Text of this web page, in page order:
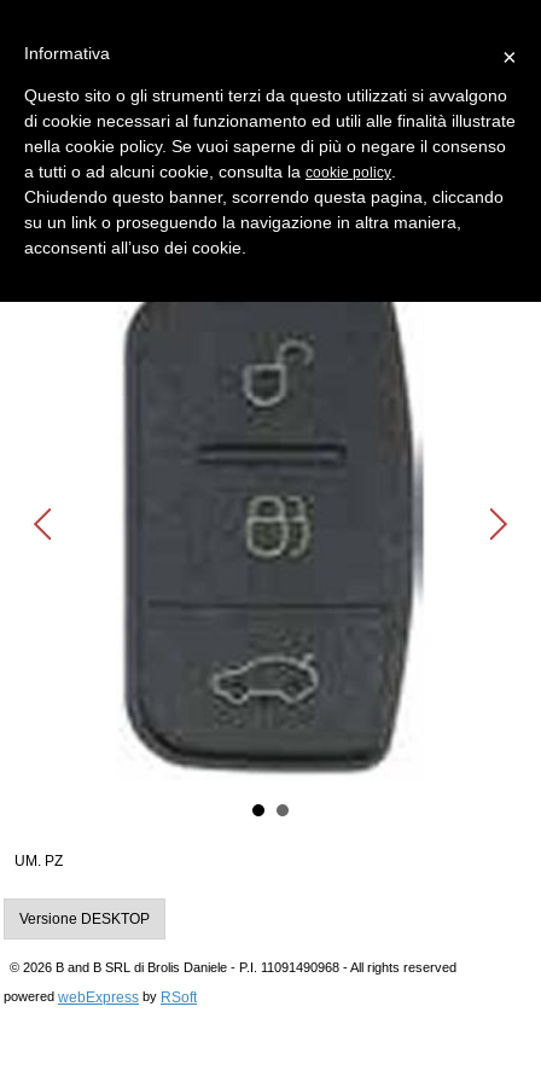
Indietro
Shell- Keys ( Gusci Auto ) > FORD
cover 3 p bagagliaio ford
Comparativo Errebi GFOC3 Produttore Key Line
UM. PZ
Versione DESKTOP
© 2026 B and B SRL di Brolis Daniele - P.I. 11091490968 - All rights reserved
powered webExpress by RSoft
×
Informativa
Questo sito o gli strumenti terzi da questo utilizzati si avvalgono
di cookie necessari al funzionamento ed utili alle finalità illustrate
nella cookie policy. Se vuoi saperne di più o negare il consenso
a tutti o ad alcuni cookie, consulta la cookie policy
Chiudendo questo banner, scorrendo questa pagina, cliccando
su un link o proseguendo la navigazione in altra maniera,
acconsenti all’uso dei cookie.